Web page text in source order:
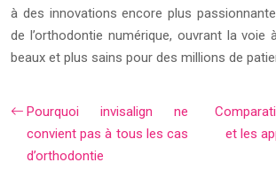
à des innovations encore plus
de l’orthodontie numérique, ouvrant la voie
beaux et plus sains pour des millions de
Pourquoi invisalign ne
convient pas à tous les cas
d’orthodontie
et les